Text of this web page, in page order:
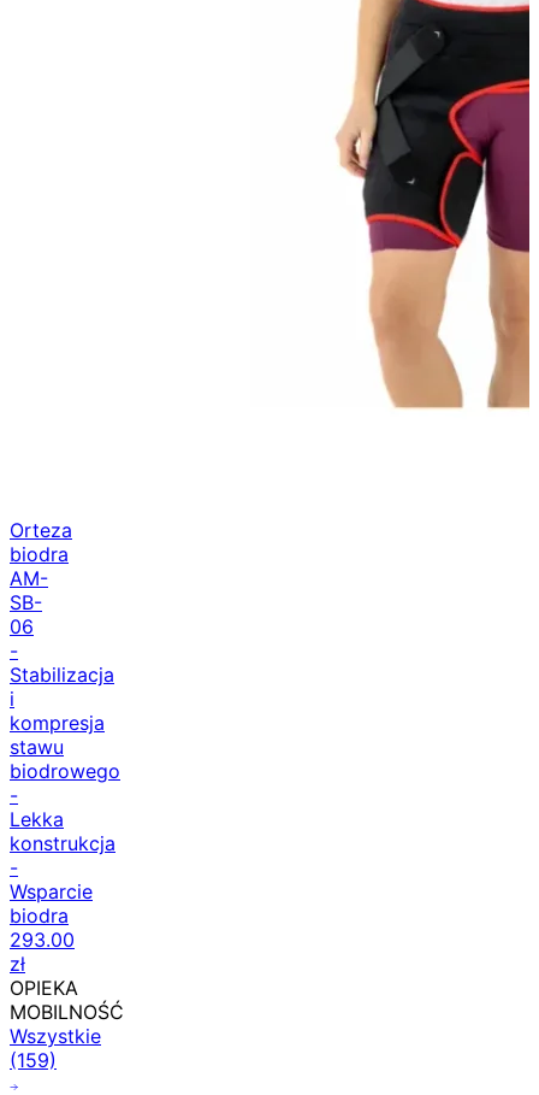
Orteza
biodra
AM-
SB-
06
-
Stabilizacja
i
kompresja
stawu
biodrowego
-
Lekka
konstrukcja
-
Wsparcie
biodra
293.00
zł
OPIEKA
MOBILNOŚĆ
Wszystkie
(159)